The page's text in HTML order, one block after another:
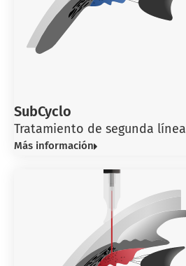
SubCyclo
Tratamiento de segunda línea
Más información